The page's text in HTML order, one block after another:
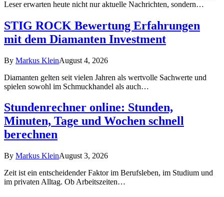
Leser erwarten heute nicht nur aktuelle Nachrichten, sondern…
STIG ROCK Bewertung Erfahrungen
mit dem Diamanten Investment
By Markus KleinAugust 4, 2026
Diamanten gelten seit vielen Jahren als wertvolle Sachwerte und
spielen sowohl im Schmuckhandel als auch…
Stundenrechner online: Stunden,
Minuten, Tage und Wochen schnell
berechnen
By Markus KleinAugust 3, 2026
Zeit ist ein entscheidender Faktor im Berufsleben, im Studium und
im privaten Alltag. Ob Arbeitszeiten…